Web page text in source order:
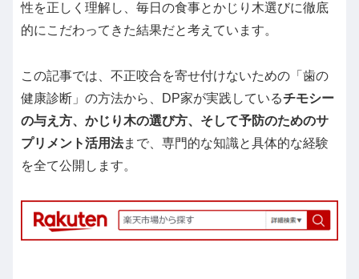
性を正しく理解し、毎日の食事とかじり木選びに徹底
的にこだわってきた結果だと考えています。
この記事では、不正咬合を寄せ付けないための「歯の
健康診断」の方法から、DP家が実践しているチモシー
の与え方、かじり木の選び方、そして予防のためのサ
プリメント活用法まで、専門的な知識と具体的な経験
を全て公開します。